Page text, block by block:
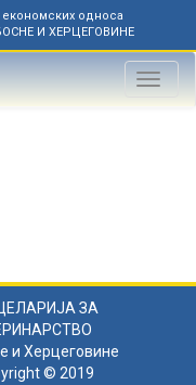
односа
И ХЕРЦЕГОВИНЕ
Toggle
ЗА
и Херцеговине
© 2019